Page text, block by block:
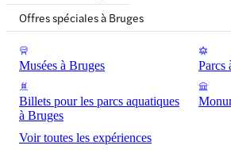
Offres spéciales à Bruges
Musées à Bruges Parcs
Billets pour les parcs aquatiques
à Bruges
Voir toutes les expériences